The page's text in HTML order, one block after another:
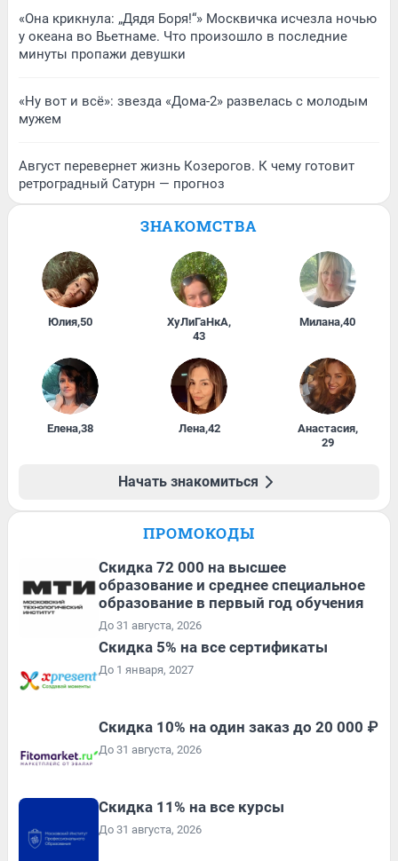
«Она крикнула: „Дядя Боря!“» Москвичка исчезла ночью
у океана во Вьетнаме. Что произошло в последние
минуты пропажи девушки
«Ну вот и всё»: звезда «Дома-2» развелась с молодым
мужем
Август перевернет жизнь Козерогов. К чему готовит
ретроградный Сатурн — прогноз
ЗНАКОМСТВА
Юлия,50 ХуЛиГаНкА,
43
Милана,40
Елена,38 Лена,42 Анастасия,
29
Начать знакомиться
ПРОМОКОДЫ
Скидка 72 000 на высшее
образование и среднее специальное
образование в первый год обучения
До 31 августа, 2026
Скидка 5% на все сертификаты
До 1 января, 2027
Скидка 10% на один заказ до 20 000 ₽
До 31 августа, 2026
Скидка 11% на все курсы
До 31 августа, 2026